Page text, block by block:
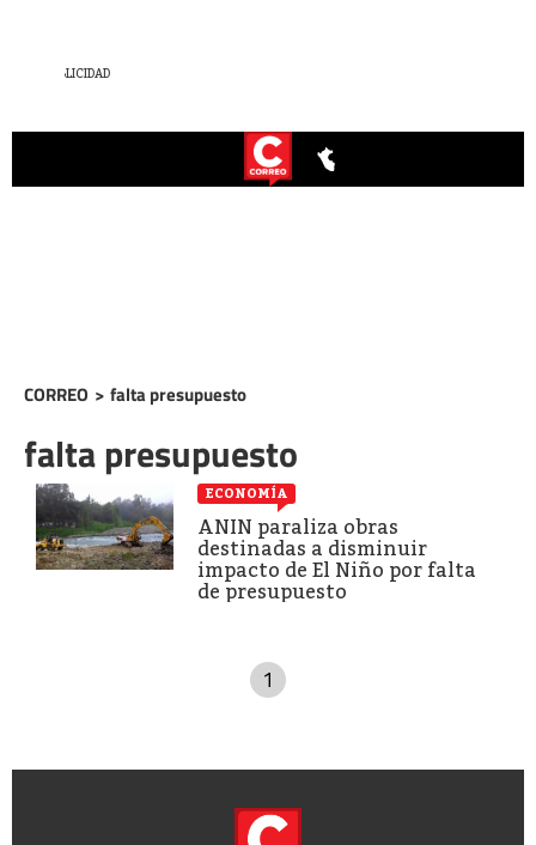
CORREO > falta presupuesto
falta presupuesto
ECONOMÍA
ANIN paraliza obras
destinadas a disminuir
impacto de El Niño por falta
de presupuesto
1